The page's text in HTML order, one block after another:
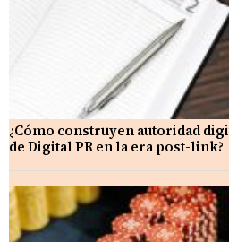
¿Cómo construyen autoridad
de Digital PR en la era post-link?